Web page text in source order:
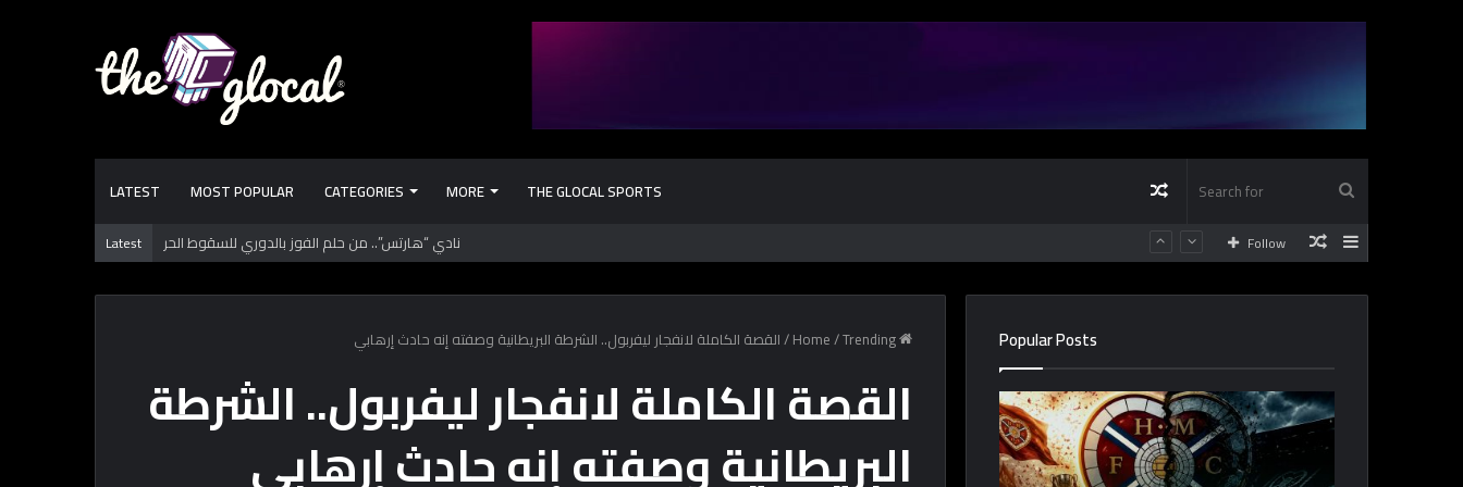
LATEST MOST POPULAR CATEGORIES MORE THE GLOCAL SPORTS
for
Random
Article
Latest كل حاجة محتاج تعرفها عن طرابزون سبور.. فريق “محمد صـلاح” الجديد
Random
Follow
/Trending
/القصة الكاملة لانفجار ليفربول.. الشرطة البريطانية وصفته إنه حادث إرهابي
القصة الكاملة لانفجار ليفربول.. الشرطة
البريطانية وصفته إنه حادث إرهابي
Popular Posts